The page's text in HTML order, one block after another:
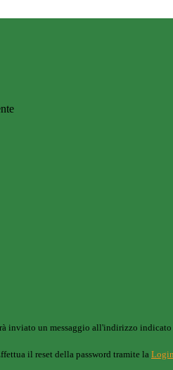
inviato un messaggio all'indirizzo
il reset della password tramite la